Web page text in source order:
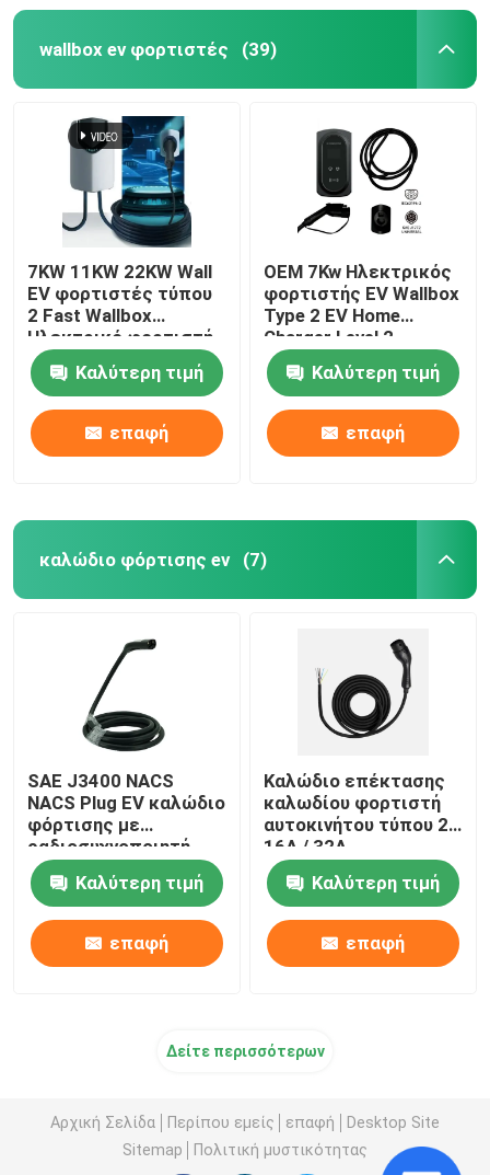
wallbox ev φορτιστές (39)
7KW 11KW 22KW Wall
EV φορτιστές τύπου
2 Fast Wallbox
Ηλεκτρικό φορτιστή
αυτοκινήτου
Καλύτερη τιμή
επαφή
OEM 7Kw Ηλεκτρικός
φορτιστής EV Wallbox
Type 2 EV Home
Charger Level 2
Καλύτερη τιμή
επαφή
καλώδιο φόρτισης ev (7)
SAE J3400 NACS
NACS Plug EV καλώδιο
φόρτισης με
ραδιοσυχνοποιητή
Tesla EV όπλο
φόρτισηςΚαλύτερη τιμή
επαφή
Καλώδιο επέκτασης
καλωδίου φορτιστή
αυτοκινήτου τύπου 2
16A / 32A
Μονοφασικό
Καλύτερη τιμή
επαφή
Δείτε περισσότερων
Αρχική Σελίδα Περίπου εμείς επαφή
Desktop Site
Sitemap
Πολιτική μυστικότητας